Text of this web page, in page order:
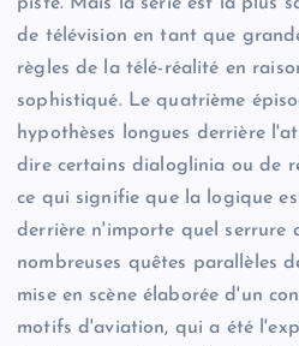
de télévision en tant que
règles de la télé-réalité en
sophistiqué. Le quatrième
hypothèses longues derrière
dire certains dialoglinia ou de
ce qui signifie que la logique
derrière n'importe quel serrure
nombreuses quêtes parallèles
mise en scène élaborée d'un
motifs d'aviation, qui a été